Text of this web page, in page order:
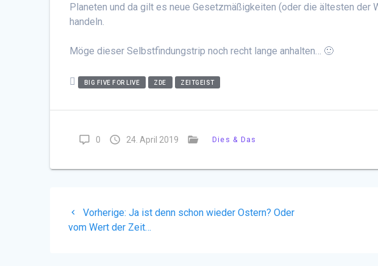
Planeten und da gilt es neue Gesetzmäßigkeiten (oder die ältesten der
handeln.
Möge dieser Selbstfindungstrip noch recht lange anhalten… 🙂
BIG FIVE FOR LIVE ZDE ZEITGEIST
0 24. April 2019 Dies & Das
Beitragsnavigation
Vorherige: Vorheriger
Beitrag:
Ja ist denn schon wieder Ostern? Oder
vom Wert der Zeit…